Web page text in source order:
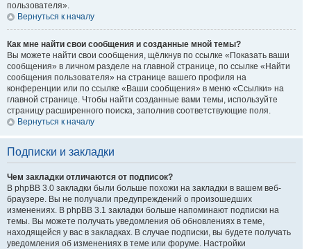
пользователя».
Вернуться к началу
Как мне найти свои сообщения и созданные мной темы?
Вы можете найти свои сообщения, щёлкнув по ссылке «Показать ваши
сообщения» в личном разделе на главной странице, по ссылке «Найти
сообщения пользователя» на странице вашего профиля на
конференции или по ссылке «Ваши сообщения» в меню «Ссылки» на
главной странице. Чтобы найти созданные вами темы, используйте
страницу расширенного поиска, заполнив соответствующие поля.
Вернуться к началу
Подписки и закладки
Чем закладки отличаются от подписок?
В phpBB 3.0 закладки были больше похожи на закладки в вашем веб-
браузере. Вы не получали предупреждений о произошедших
изменениях. В phpBB 3.1 закладки больше напоминают подписки на
темы. Вы можете получать уведомления об обновлениях в теме,
находящейся у вас в закладках. В случае подписки, вы будете получать
уведомления об изменениях в теме или форуме. Настройки